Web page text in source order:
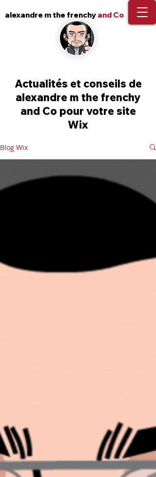
alexandre m the frenchy and Co
Actualités et conseils de
alexandre m the frenchy
and Co pour votre site
Wix
Blog Wix